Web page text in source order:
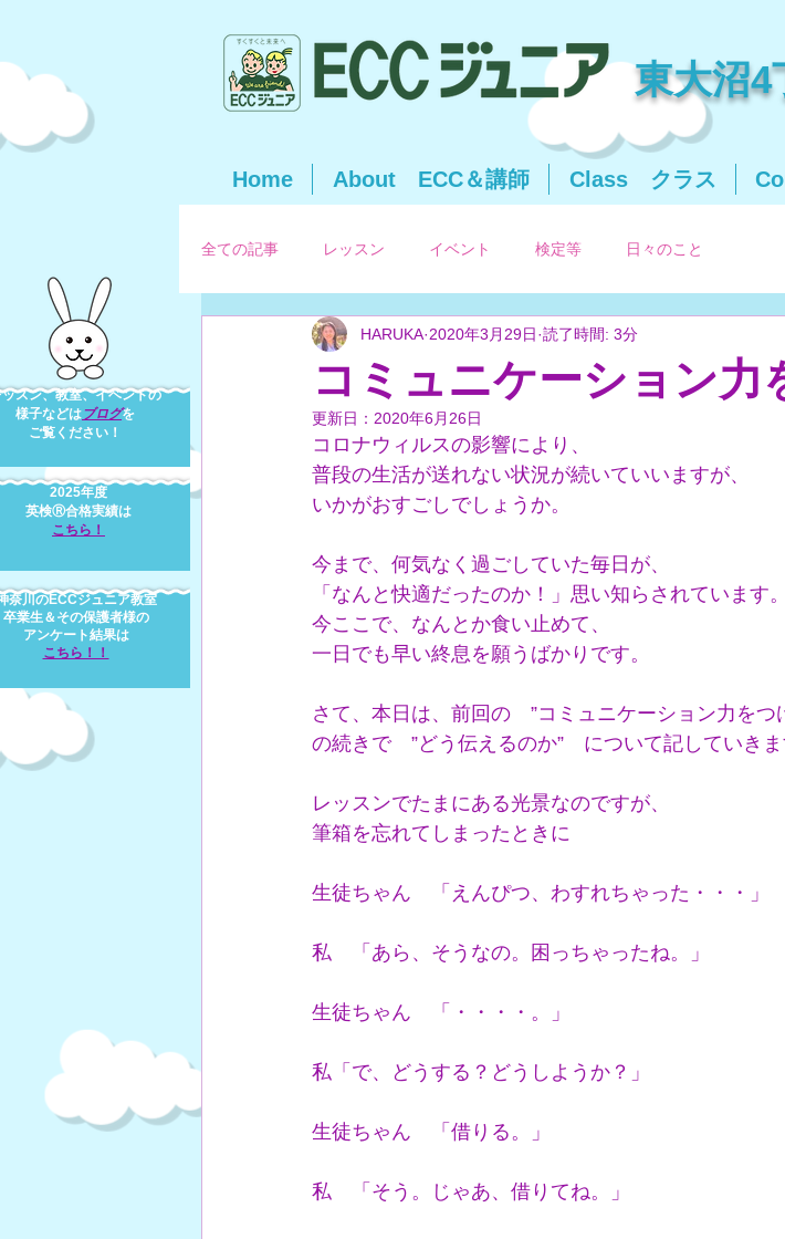
東大沼4
Home About ECC＆講師 Class クラス
全ての記事 レッスン イベント 検定等 日々のこと
コミュニケーション力
HARUKA 2020年3月29日 読了時間: 3分
更新日： 2020年6月26日
コロナウィルスの影響により、
普段の生活が送れない状況が続いていいますが、
いかがおすごしでしょうか。
今まで、何気なく過ごしていた毎日が、
「なんと快適だったのか！」思い知らされています。
今ここで、なんとか食い止めて、
一日でも早い終息を願うばかりです。
さて、本日は、前回の　”コミュニケーション力をつ
の続きで　”どう伝えるのか”　について記していきま
レッスンでたまにある光景なのですが、
筆箱を忘れてしまったときに
生徒ちゃん　「えんぴつ、わすれちゃった・・・」
私　「あら、そうなの。困っちゃったね。」
生徒ちゃん　「・・・・。」
私「で、どうする？どうしようか？」
生徒ちゃん　「借りる。」
私　「そう。じゃあ、借りてね。」
スン、教室、イベントの
様子などは ブログを
ご覧ください！
奈川のECCジュニア教室
卒業生＆その保護者様の
アンケート結果は
​こちら！！
2025年度
英検Ⓡ合格実績は
​こち ら ！